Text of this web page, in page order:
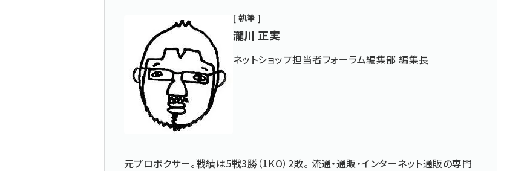
[ 執筆 ]
瀧川 正実
ネットショップ担当者フォーラム編集部 編集長
元プロボクサー。戦績は5戦3勝（1KO）2敗。 流通・通販・インターネット通販の専門